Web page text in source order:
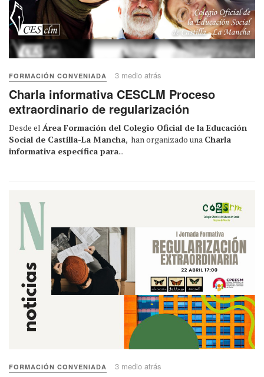
FORMACIÓN CONVENIADA 3 medio atrás
Charla informativa CESCLM Proceso
extraordinario de regularización
Desde el Área Formación del Colegio Oficial de la Educación
Social de Castilla-La Mancha, han organizado una Charla
informativa específica para...
FORMACIÓN CONVENIADA 3 medio atrás